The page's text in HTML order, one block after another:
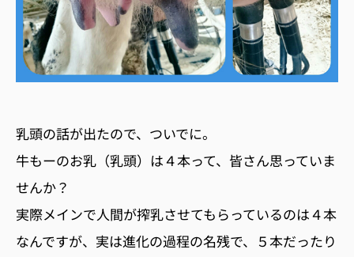
乳頭の話が出たので、ついでに。
牛もーのお乳（乳頭）は４本って、皆さん思っていま
せんか？
実際メインで人間が搾乳させてもらっているのは４本
なんですが、実は進化の過程の名残で、５本だったり